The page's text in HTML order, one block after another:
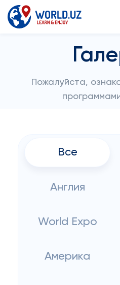
Пожалуйста,
Все
Англия
World Expo
Америка